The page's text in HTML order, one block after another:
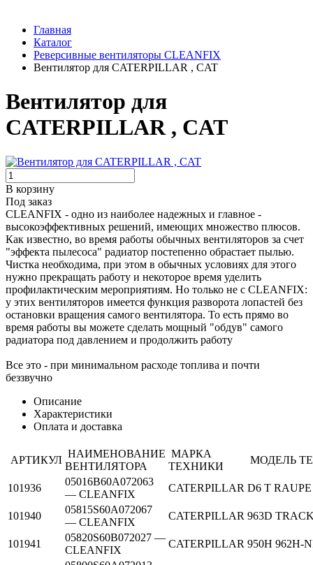
Главная
Каталог
Реверсивные вентиляторы CLEANFIX
Вентилятор для CATERPILLAR , CAT
Вентилятор для
CATERPILLAR , CAT
В корзину
Под заказ
CLEANFIX - одно из наиболее надежных и главное -
высокоэффективных решений, имеющих множество плюсов.
Как известно, во время работы обычных вентиляторов за счет
"эффекта пылесоса" радиатор постепенно обрастает пылью.
Чистка необходима, при этом в обычных условиях для этого
нужно прекращать работу и некоторое время уделить
профилактическим мероприятиям. Но только не с CLEANFIX:
у этих вентиляторов имеется функция разворота лопастей без
остановки вращения самого вентилятора. То есть прямо во
время работы вы можете сделать мощный "обдув" самого
радиатора под давлением и продолжить работу
Все это - при минимальном расходе топлива и почти
беззвучно
Описание
Характеристики
Оплата и доставка
АРТИКУЛ
НАИМЕНОВАНИЕ
ВЕНТИЛЯТОРА
МАРКА
ТЕХНИКИ
МОДЕЛЬ
101936
05016B60A072063
— CLEANFIX
CATERPILLAR D6 T RAUPE
101940
05815S60A072067
— CLEANFIX
CATERPILLAR 963D
101941
05820S60B072027 —
CLEANFIX
CATERPILLAR 950H 962H-